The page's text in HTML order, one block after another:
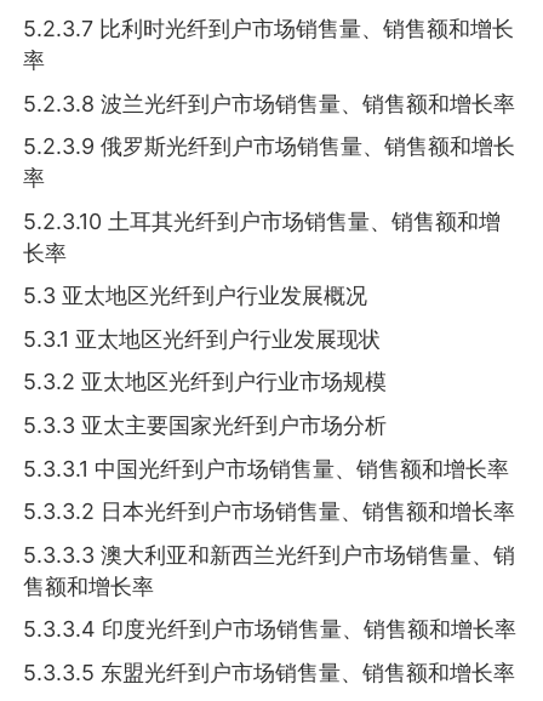
5.2.3.7 比利时光纤到户市场销售量、销售额和增长
率
5.2.3.8 波兰光纤到户市场销售量、销售额和增长率
5.2.3.9 俄罗斯光纤到户市场销售量、销售额和增长
率
5.2.3.10 土耳其光纤到户市场销售量、销售额和增
长率
5.3 亚太地区光纤到户行业发展概况
5.3.1 亚太地区光纤到户行业发展现状
5.3.2 亚太地区光纤到户行业市场规模
5.3.3 亚太主要国家光纤到户市场分析
5.3.3.1 中国光纤到户市场销售量、销售额和增长率
5.3.3.2 日本光纤到户市场销售量、销售额和增长率
5.3.3.3 澳大利亚和新西兰光纤到户市场销售量、销
售额和增长率
5.3.3.4 印度光纤到户市场销售量、销售额和增长率
5.3.3.5 东盟光纤到户市场销售量、销售额和增长率